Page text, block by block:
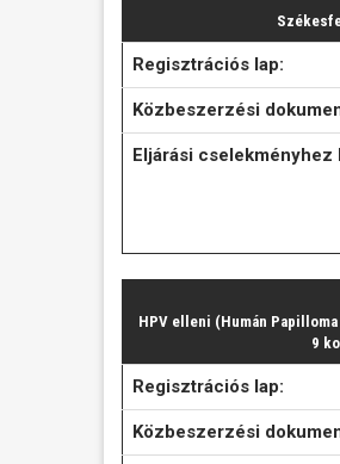
Regisztrációs lap:
Közbeszerzési
Eljárási
HPV elleni (Humán
9
Regisztrációs lap:
Közbeszerzési